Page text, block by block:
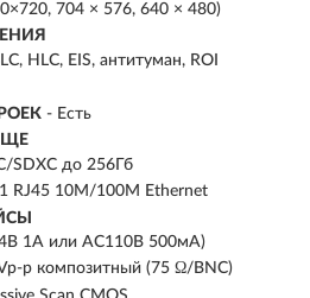
704 × 576, 640 × 480)
HLC, EIS, антитуман, ROI
- Есть
SDXC до 256Гб
RJ45 10M/100M Ethernet
1A или AC110В 500мA)
p композитный (75 Ω/BNC)